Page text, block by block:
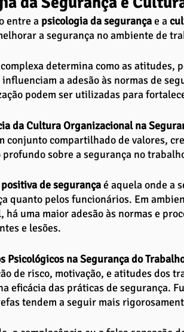
entre a psicologia da segurança e a
a segurança no ambiente de
determina como as atitudes,
a adesão às normas de
podem ser utilizadas para
da Cultura Organizacional na
conjunto compartilhado de valores,
profundo sobre a segurança no
de segurança é aquela onde a
quanto pelos funcionários. Em
há uma maior adesão às normas e
e lesões.
Psicológicos na Segurança do
de risco, motivação, e atitudes dos
eficácia das práticas de segurança.
tendem a seguir mais